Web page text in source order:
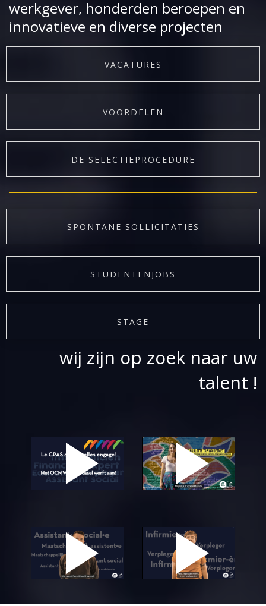
werkgever, honderden beroepen en
innovatieve en diverse projecten
VACATURES
VOORDELEN
DE SELECTIEPROCEDURE
SPONTANE SOLLICITATIES
STUDENTENJOBS
STAGE
wij zijn op zoek naar uw
talent !
Play
Video
Play